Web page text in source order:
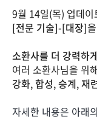
9월 14일(목) 업데이
[전문 기술]-[대장]
소환사를 더 강력하
여러 소환사님을 위
강화, 합성, 승계, 재
자세한 내용은 아래